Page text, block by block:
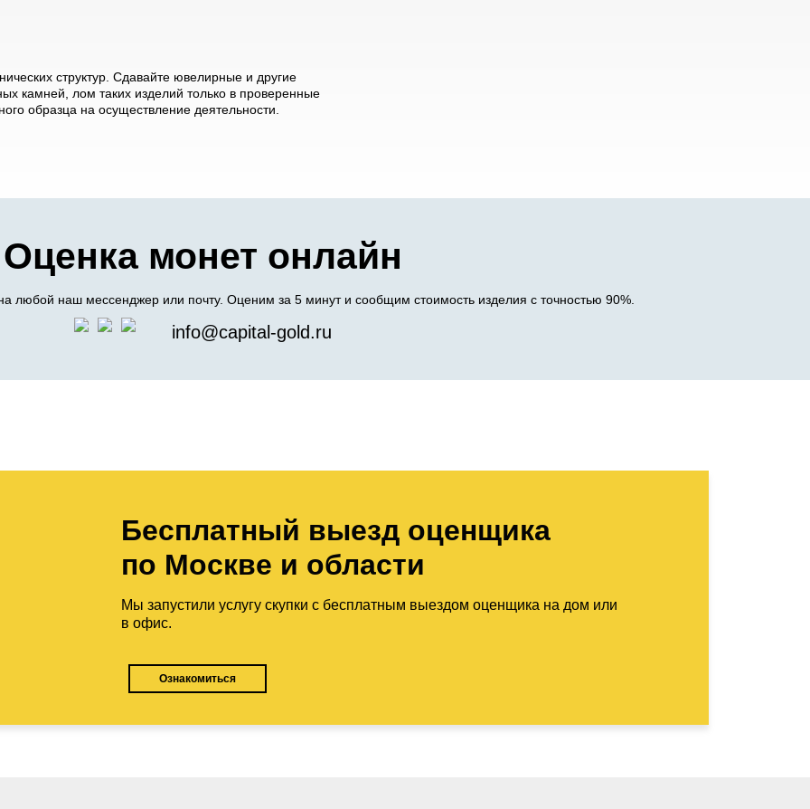
структур. Сдавайте ювелирные и другие
камней, лом таких изделий только в проверенные
образца на осуществление деятельности.
Оценка монет онлайн
любой наш мессенджер или почту. Оценим за 5 минут и сообщим стоимость изделия с точностью 90%.
info@capital-gold.ru
Бесплатный выезд оценщика
по Москве и области
Мы запустили услугу скупки с бесплатным выездом оценщика на дом или
в офис.
Ознакомиться